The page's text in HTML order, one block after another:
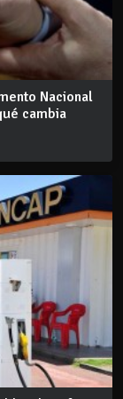
Nacional
cambia